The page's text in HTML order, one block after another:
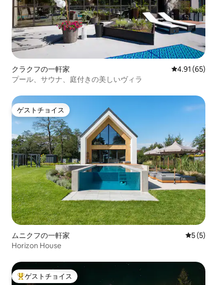
クラクフの一軒家 レビュー65
4.91 (65)
プール、サウナ、庭付きの美しいヴィラ
ゲストチョイス
ゲストチョイス
ムニクフの一軒家 レビュー
5 (5)
Horizon House
大好評のゲストチョイスです。
ゲストチョイス